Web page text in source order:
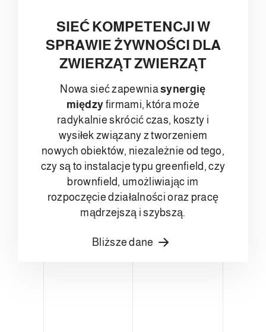
SIEĆ KOMPETENCJI W
SPRAWIE ŻYWNOŚCI DLA
ZWIERZĄT ZWIERZĄT
Nowa sieć zapewniasynergię
między firmami, która może
radykalnie skrócić czas, koszty i
wysiłek związany z tworzeniem
nowych obiektów, niezależnie od tego,
czy są to instalacje typu greenfield, czy
brownfield, umożliwiając im
rozpoczęcie działalności oraz pracę
mądrzejszą i szybszą.
Bliższe dane